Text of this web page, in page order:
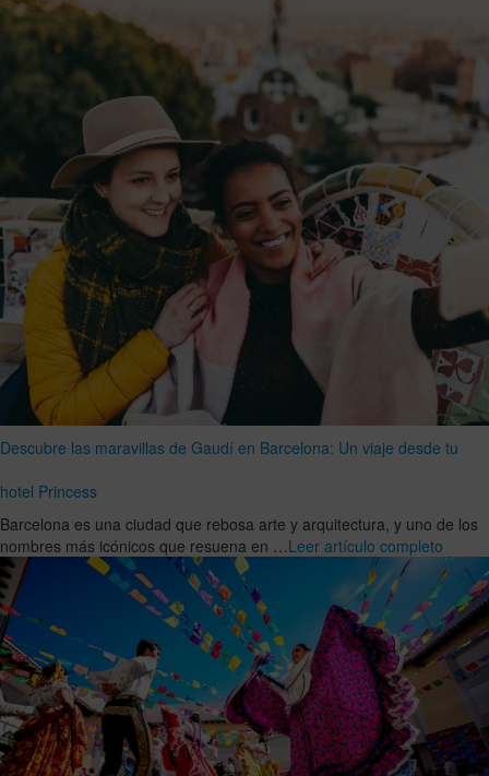
Descubre las maravillas de Gaudí en Barcelona: Un viaje desde tu
hotel Princess
Barcelona es una ciudad que rebosa arte y arquitectura, y uno de los
nombres más icónicos que resuena en …Leer artículo completo